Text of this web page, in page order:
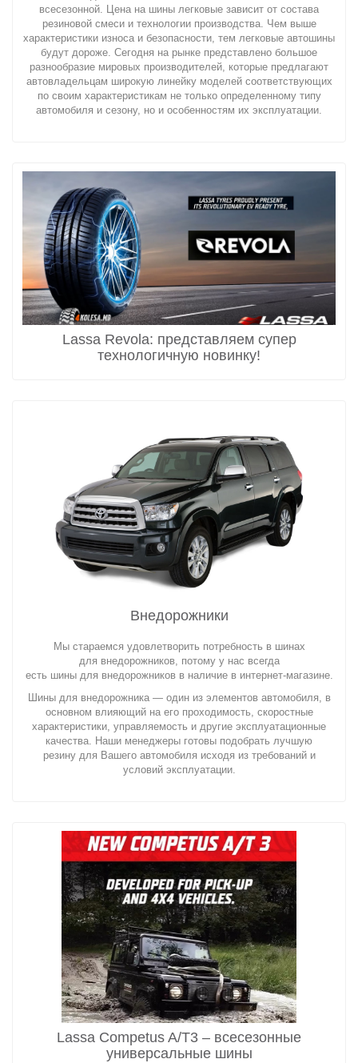
всесезонной. Цена на шины легковые зависит от состава
резиновой смеси и технологии производства. Чем выше
характеристики износа и безопасности, тем легковые автошины
будут дороже. Сегодня на рынке представлено большое
разнообразие мировых производителей, которые предлагают
автовладельцам широкую линейку моделей соответствующих
по своим характеристикам не только определенному типу
автомобиля и сезону, но и особенностям их эксплуатации.
Lassa Revola: представляем супер
технологичную новинку!
Внедорожники
Мы стараемся удовлетворить потребность в шинах
для внедорожников, потому у нас всегда
есть шины для внедорожников в наличие в интернет-магазине.
Шины для внедорожника — один из элементов автомобиля, в
основном влияющий на его проходимость, скоростные
характеристики, управляемость и другие эксплуатационные
качества. Наши менеджеры готовы подобрать лучшую
резину для Вашего автомобиля исходя из требований и
условий эксплуатации.
Lassa Competus A/T3 – всесезонные
универсальные шины